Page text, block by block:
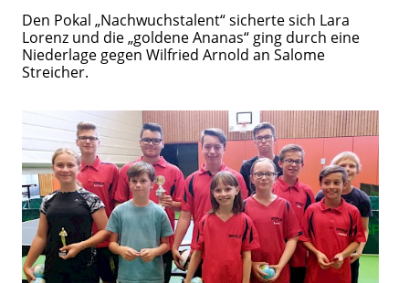
Den Pokal „Nachwuchstalent“ sicherte sich Lara
Lorenz und die „goldene Ananas“ ging durch eine
Niederlage gegen Wilfried Arnold an Salome
Streicher.